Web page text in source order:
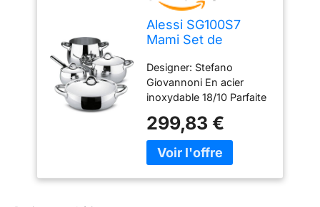
Alessi SG100S7
Mami Set de
Inoxydable 38 x 46
x 40 cm
Designer: Stefano
Giovannoni En acier
inoxydable 18/10 Parfaite
(SG100/20), Faitout
(SG101/20), Rondin
(SG102/24), Casserole à
299,83 €